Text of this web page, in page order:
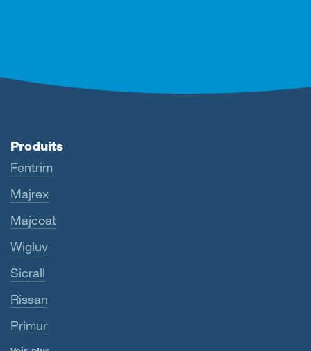
Produits
Fentrim
Majrex
Majcoat
Wigluv
Sicrall
Rissan
Primur